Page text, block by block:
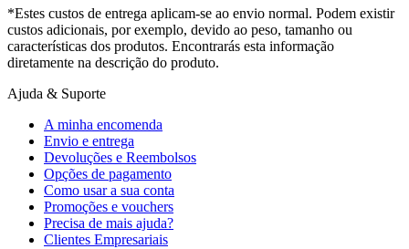
*Estes custos de entrega aplicam-se ao envio normal. Podem existir
custos adicionais, por exemplo, devido ao peso, tamanho ou
características dos produtos. Encontrarás esta informação
diretamente na descrição do produto.
Ajuda & Suporte
A minha encomenda
Envio e entrega
Devoluções e Reembolsos
Opções de pagamento
Como usar a sua conta
Promoções e vouchers
Precisa de mais ajuda?
Clientes Empresariais